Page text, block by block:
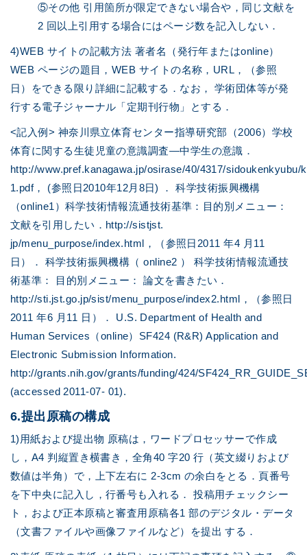
⑤その他 引用箇所が限定できない場合や，同じ文献を
2 回以上引用する場合にはページ数を記入しない．
4)WEB サイトの記載方法 著者名（発行年またはonline）
WEB ページの題目，WEB サイトの名称，URL，（参照
日）をできる限り詳細に記載する．なお， 学術団体等が発
行する電子ジャーナル「定期刊行物」とする．
<記入例> 神奈川県立体育センター指導研究部（2006）学校
体育に関する生徒児童の意識調査―中学生の意識．
http://www.pref.kanagawa.jp/osirase/40/4317/sidoukenkyubu/
1.pdf， (参照日2010年12月8日) ． 科学技術振興機構
（online1）科学技術情報流通技術基準：目的別メニュー：
文献を引用したい．http://sistjst.
jp/menu_purpose/index.html，（参照日2011 年4 月11
日）． 科学技術振興機構（ online2 ） 科学技術情報流通技
術基準： 目的別メニュー： 論文を書きたい．
http://sti.jst.go.jp/sist/menu_purpose/index2.html，（参照日
2011 年6 月11 日）． U.S. Department of Health and
Human Services（online）SF424 (R&R) Application and
Electronic Submission Information.
http://grants.nih.gov/grants/funding/424/
(accessed 2011-07- 01).
6.提出原稿の構成
1)用紙および提出物 原稿は，ワードプロセッサーで作成
し，A4 判縦置き横書き，全角40 字20 行（英文綴りおよび
数値は半角）で，上下左右に 2-3cm の余白をとる．頁番号
を下中央に記入し，行番号も入れる． 投稿用チェックシー
ト，および正本原稿と審査用原稿各1 部のデジタル・データ
（文書ファイルや画像ファイルなど）を提出 する．